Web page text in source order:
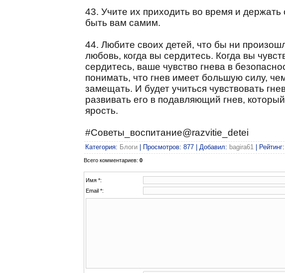
43. Учите их приходить во время и
быть вам самим.
44. Любите своих детей, что бы ни
любовь, когда вы сердитесь. Когда вы
сердитесь, ваше чувство гнева в
понимать, что гнев имеет большую силу,
замещать. И будет учиться чувствовать
развивать его в подавляющий гнев,
ярость.
#Советы_воспитание@razvitie_detei
Категория: Блоги | Просмотров: 877 | Добавил: bagira61 | Рейтинг:
Всего комментариев: 0
Имя *:
Email *: